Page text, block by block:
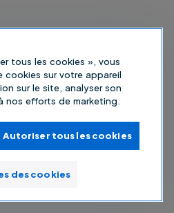
tous les cookies », vous
sur votre appareil
sur le site, analyser son
nos efforts de marketing.
Autoriser tous les cookies
des cookies